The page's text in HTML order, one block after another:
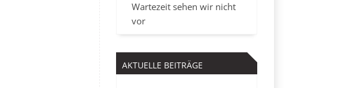
Wartezeit sehen wir nicht
vor
AKTUELLE BEITRÄGE